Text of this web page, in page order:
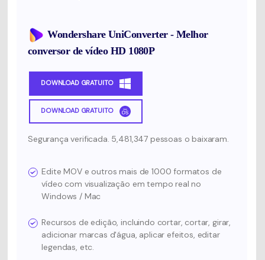
Wondershare UniConverter - Melhor
conversor de vídeo HD 1080P
DOWNLOAD GRATUITO
DOWNLOAD GRATUITO
Segurança verificada. 5,481,347 pessoas o baixaram.
Edite MOV e outros mais de 1000 formatos de
vídeo com visualização em tempo real no
Windows / Mac
Recursos de edição, incluindo cortar, cortar, girar,
adicionar marcas d'água, aplicar efeitos, editar
legendas, etc.